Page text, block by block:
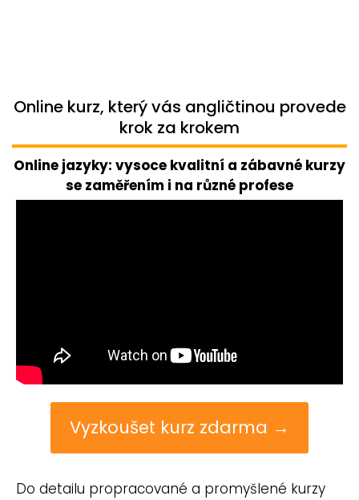
Online kurz, který vás angličtinou provede
krok za krokem
Online jazyky: vysoce kvalitní a zábavné kurzy
se zaměřením i na různé profese
Vyzkoušet kurz zdarma →
Do detailu propracované a promyšlené kurzy